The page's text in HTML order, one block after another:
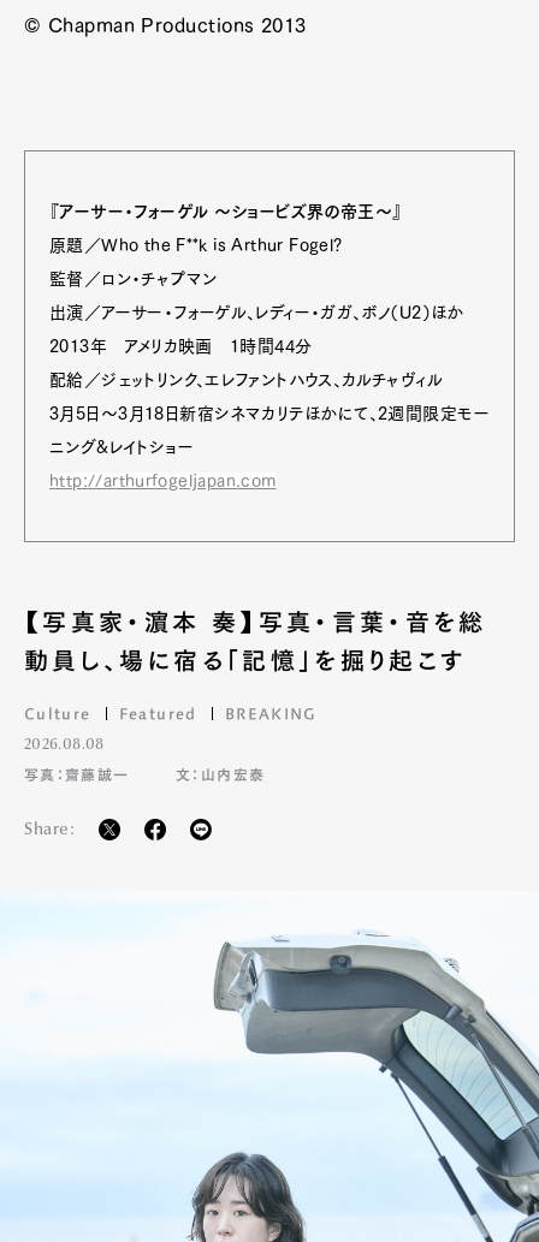
© Chapman Productions 2013
『アーサー・フォーゲル ～ショービズ界の帝王～』
原題／Who the F**k is Arthur Fogel?
監督／ロン・チャプマン
出演／アーサー・フォーゲル、レディー・ガガ、ボノ（U2）ほか
2013年 アメリカ映画 1時間44分
配給／ジェットリンク、エレファントハウス、カルチャヴィル
3月5日～3月18日新宿シネマカリテほかにて、2週間限定モー
ニング&レイトショー
http://arthurfogeljapan.com
【写真家・濵本 奏】写真・言葉・音を総
動員し、場に宿る「記憶」を掘り起こす
Culture Featured BREAKING
2026.08.08
写真：齋藤誠一
文：山内宏泰
Share: